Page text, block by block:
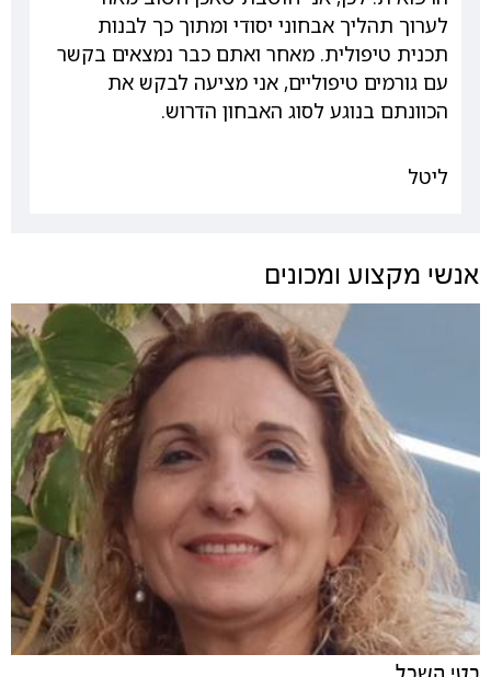
לערוך תהליך אבחוני יסודי ומתוך כך לבנות
תכנית טיפולית. מאחר ואתם כבר נמצאים בקשר
עם גורמים טיפוליים, אני מציעה לבקש את
הכוונתם בנוגע לסוג האבחון הדרוש.
ליטל
אנשי מקצוע ומכונים